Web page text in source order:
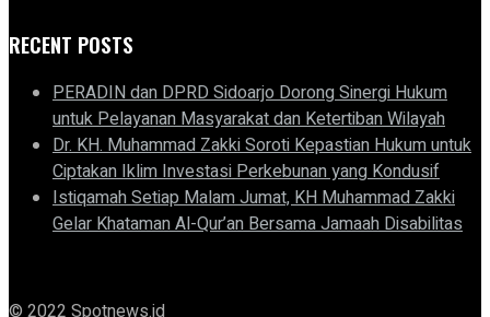
RECENT POSTS
PERADIN dan DPRD Sidoarjo Dorong Sinergi Hukum
untuk Pelayanan Masyarakat dan Ketertiban Wilayah
Dr. KH. Muhammad Zakki Soroti Kepastian Hukum untuk
Ciptakan Iklim Investasi Perkebunan yang Kondusif
Istiqamah Setiap Malam Jumat, KH Muhammad Zakki
Gelar Khataman Al-Qur’an Bersama Jamaah Disabilitas
© 2022 Spotnews.id